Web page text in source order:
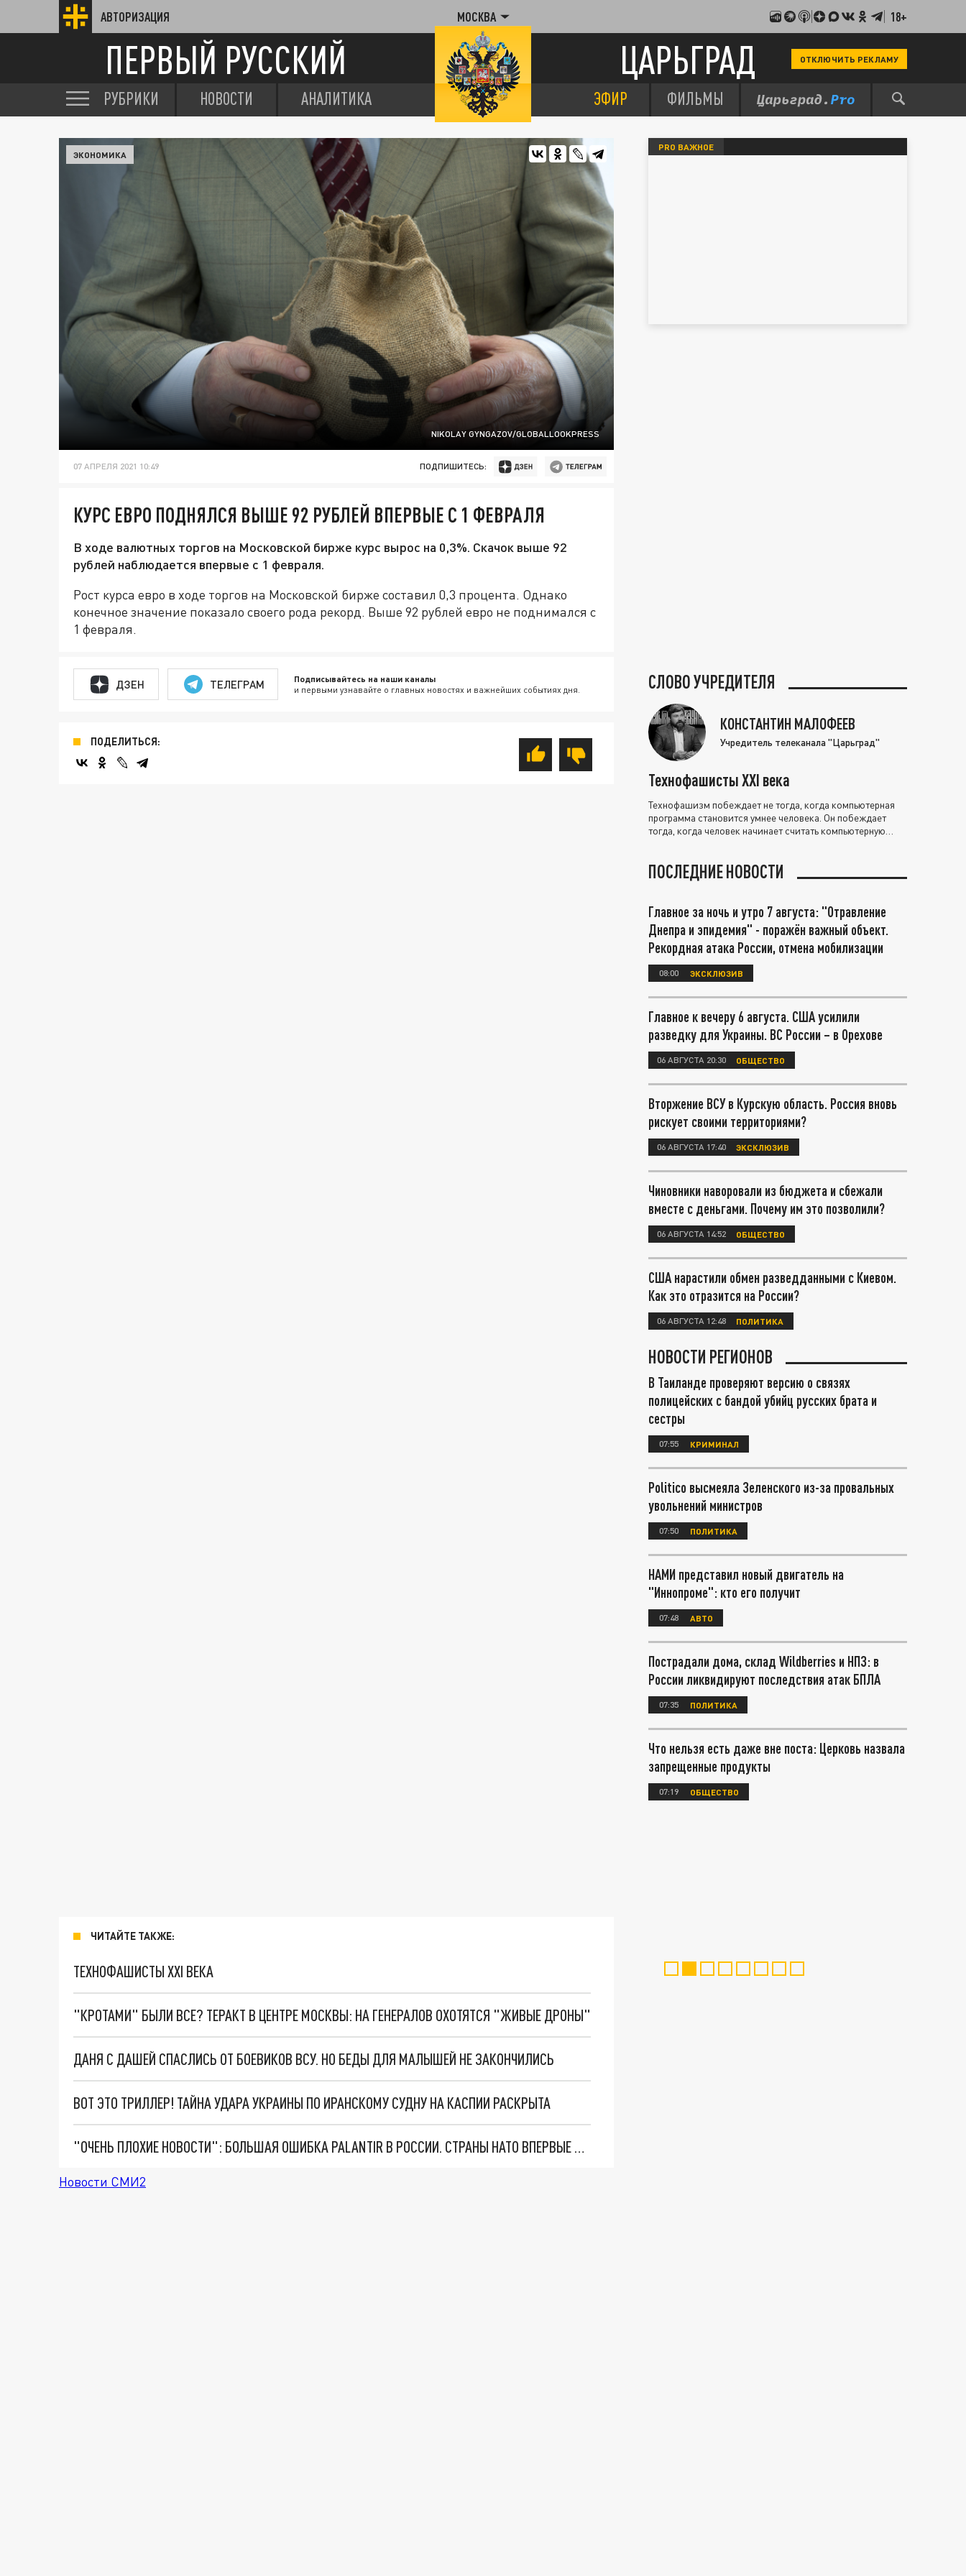
АВТОРИЗАЦИЯ МОСКВА 18+
ПЕРВЫЙ РУССКИЙ ЦАРЬГРАД ОТКЛЮЧИТЬ РЕКЛАМУ
РУБРИКИ НОВОСТИ АНАЛИТИКА ЭФИР ФИЛЬМЫ
NIKOLAY GYNGAZOV/GLOBALLOOKPRESS
ЭКОНОМИКА
07 АПРЕЛЯ 2021 10:49 ПОДПИШИТЕСЬ:
КУРС ЕВРО ПОДНЯЛСЯ ВЫШЕ 92 РУБЛЕЙ ВПЕРВЫЕ С 1 ФЕВРАЛЯ
В ходе валютных торгов на Московской бирже курс вырос на 0,3%. Скачок выше 92
рублей наблюдается впервые с 1 февраля.
Рост курса евро в ходе торгов на Московской бирже составил 0,3 процента. Однако
конечное значение показало своего рода рекорд. Выше 92 рублей евро не поднимался с
1 февраля.
ДЗЕН ТЕЛЕГРАМ Подписывайтесь на наши каналы
и первыми узнавайте о главных новостях и важнейших событиях дня.
ПОДЕЛИТЬСЯ:
ЧИТАЙТЕ ТАКЖЕ:
ТЕХНОФАШИСТЫ XXI ВЕКА
"КРОТАМИ" БЫЛИ ВСЕ? ТЕРАКТ В ЦЕНТРЕ МОСКВЫ: НА ГЕНЕРАЛОВ ОХОТЯТСЯ "ЖИВЫЕ ДРОНЫ"
ДАНЯ С ДАШЕЙ СПАСЛИСЬ ОТ БОЕВИКОВ ВСУ. НО БЕДЫ ДЛЯ МАЛЫШЕЙ НЕ ЗАКОНЧИЛИСЬ
ВОТ ЭТО ТРИЛЛЕР! ТАЙНА УДАРА УКРАИНЫ ПО ИРАНСКОМУ СУДНУ НА КАСПИИ РАСКРЫТА
"ОЧЕНЬ ПЛОХИЕ НОВОСТИ": БОЛЬШАЯ ОШИБКА PALANTIR В РОССИИ. СТРАНЫ НАТО ВПЕРВЫЕ ЗА СВО ОСТАНОВИЛИ ПОСТАВКИ ОРУЖИЯ. ВСУ ТЕРЯЮТ ПРИГРАНИЧЬЕ?
Новости СМИ2
PRO ВАЖНОЕ
СЛОВО УЧРЕДИТЕЛЯ
КОНСТАНТИН МАЛОФЕЕВ
Учредитель телеканала "Царьград"
Технофашисты XXI века
Технофашизм побеждает не тогда, когда компьютерная
программа становится умнее человека. Он побеждает
тогда, когда человек начинает считать компьютерную
ПОСЛЕДНИЕ НОВОСТИ
Главное за ночь и утро 7 августа: "Отравление
Днепра и эпидемия" - поражён важный объект.
Рекордная атака России, отмена мобилизации
08:00 ЭКСКЛЮЗИВ
Главное к вечеру 6 августа. США усилили
разведку для Украины. ВС России – в Орехове
06 АВГУСТА 20:30 ОБЩЕСТВО
Вторжение ВСУ в Курскую область. Россия вновь
рискует своими территориями?
06 АВГУСТА 17:40 ЭКСКЛЮЗИВ
Чиновники наворовали из бюджета и сбежали
вместе с деньгами. Почему им это позволили?
06 АВГУСТА 14:52 ОБЩЕСТВО
США нарастили обмен разведданными с Киевом.
Как это отразится на России?
06 АВГУСТА 12:48 ПОЛИТИКА
НОВОСТИ РЕГИОНОВ
В Таиланде проверяют версию о связях
полицейских с бандой убийц русских брата и
сестры
07:55 КРИМИНАЛ
Politico высмеяла Зеленского из-за провальных
увольнений министров
07:50 ПОЛИТИКА
НАМИ представил новый двигатель на
"Иннопроме": кто его получит
07:48 АВТО
Пострадали дома, склад Wildberries и НПЗ: в
России ликвидируют последствия атак БПЛА
07:35 ПОЛИТИКА
Что нельзя есть даже вне поста: Церковь назвала
запрещенные продукты
07:19 ОБЩЕСТВО